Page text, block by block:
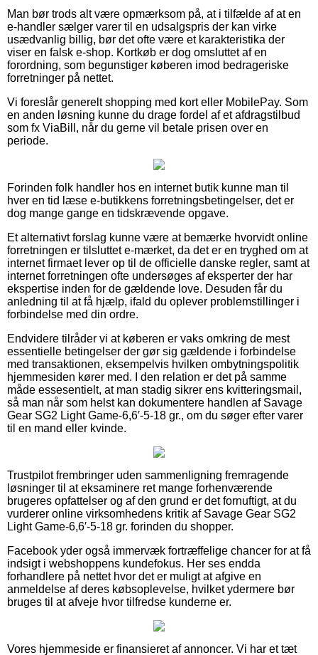
Man bør trods alt være opmærksom på, at i tilfælde af at en
e-handler sælger varer til en udsalgspris der kan virke
usædvanlig billig, bør det ofte være et karakteristika der
viser en falsk e-shop. Kortkøb er dog omsluttet af en
forordning, som begunstiger køberen imod bedrageriske
forretninger på nettet.
Vi foreslår generelt shopping med kort eller MobilePay. Som
en anden løsning kunne du drage fordel af et afdragstilbud
som fx ViaBill, når du gerne vil betale prisen over en
periode.
Forinden folk handler hos en internet butik kunne man til
hver en tid læse e-butikkens forretningsbetingelser, det er
dog mange gange en tidskrævende opgave.
Et alternativt forslag kunne være at bemærke hvorvidt online
forretningen er tilsluttet e-mærket, da det er en tryghed om at
internet firmaet lever op til de officielle danske regler, samt at
internet forretningen ofte undersøges af eksperter der har
ekspertise inden for de gældende love. Desuden får du
anledning til at få hjælp, ifald du oplever problemstillinger i
forbindelse med din ordre.
Endvidere tilråder vi at køberen er vaks omkring de mest
essentielle betingelser der gør sig gældende i forbindelse
med transaktionen, eksempelvis hvilken ombytningspolitik
hjemmesiden kører med. I den relation er det på samme
måde essesentielt, at man stadig sikrer ens kvitteringsmail,
så man når som helst kan dokumentere handlen af Savage
Gear SG2 Light Game-6,6′-5-18 gr., om du søger efter varer
til en mand eller kvinde.
Trustpilot frembringer uden sammenligning fremragende
løsninger til at eksaminere ret mange forhenværende
brugeres opfattelser og af den grund er det fornuftigt, at du
vurderer online virksomhedens kritik af Savage Gear SG2
Light Game-6,6′-5-18 gr. forinden du shopper.
Facebook yder også immervæk fortræffelige chancer for at få
indsigt i webshoppens kundefokus. Her ses endda
forhandlere på nettet hvor det er muligt at afgive en
anmeldelse af deres købsoplevelse, hvilket ydermere bør
bruges til at afveje hvor tilfredse kunderne er.
Vores hjemmeside er finansieret af annoncer. Vi har et tæt